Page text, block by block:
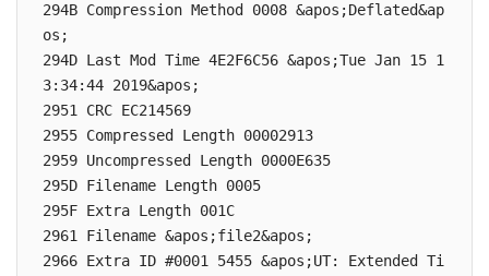
294B Compression Method 0008 &apos;Deflated&ap
os;
294D Last Mod Time 4E2F6C56 &apos;Tue Jan 15 1
3:34:44 2019&apos;
2951 CRC EC214569
2955 Compressed Length 00002913
2959 Uncompressed Length 0000E635
295D Filename Length 0005
295F Extra Length 001C
2961 Filename &apos;file2&apos;
2966 Extra ID #0001 5455 &apos;UT: Extended Ti